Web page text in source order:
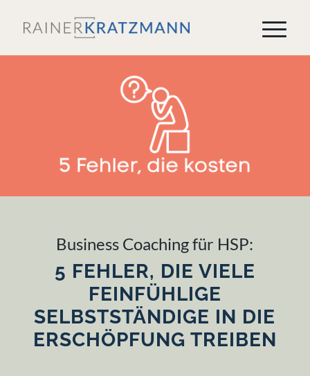
Business Coaching für HSP:
5 FEHLER, DIE VIELE
FEINFÜHLIGE
SELBSTSTÄNDIGE IN DIE
ERSCHÖPFUNG TREIBEN